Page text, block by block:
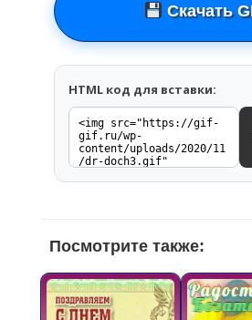
Скачать
HTML код для вставки:
Посмотрите также: